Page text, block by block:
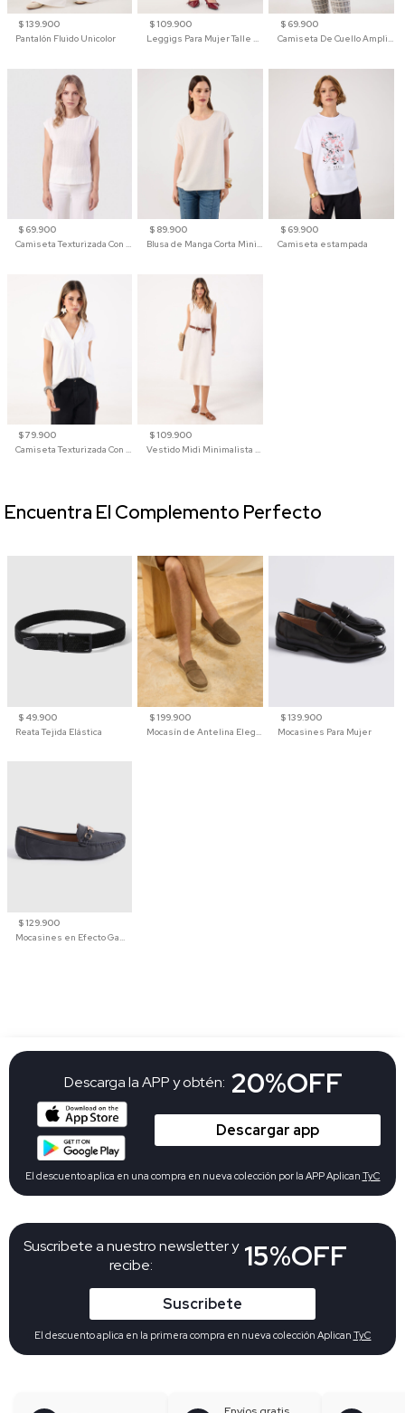
$ 139.900
Pantalón Fluido Unicolor
$ 109.900
Leggigs Para Mujer Talle Alto Liso
$ 69.900
Camiseta De Cuello Amplio Y Manga 3/4 Para Mujer
$ 69.900
Camiseta Texturizada Con Hombro Caído Para Mujer
$ 89.900
Blusa de Manga Corta Minimalista para Mujer
$ 69.900
Camiseta estampada
$ 79.900
Camiseta Texturizada Con Cuello En V Para Mujer
$ 109.900
Vestido Midi Minimalista De Silueta Amplia
$ 49.900
Reata Tejida Elástica
$ 199.900
$ 139.900
Mocasines Para Mujer
$ 129.900
Encuentra El Complemento Perfecto
Suscribete a nuestro newsletter y
recibe:
15%OFF
Suscribete
El descuento aplica en la primera compra en nueva colección Aplican TyC
Descarga la APP y obtén: 20%OFF
Descargar app
El descuento aplica en una compra en nueva colección por la APP Aplican TyC